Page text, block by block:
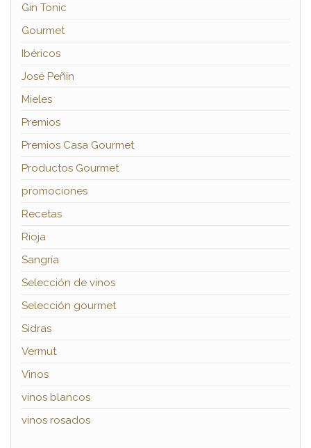
Gin Tonic
Gourmet
Ibéricos
José Peñín
Mieles
Premios
Premios Casa Gourmet
Productos Gourmet
promociones
Recetas
Rioja
Sangría
Selección de vinos
Selección gourmet
Sidras
Vermut
Vinos
vinos blancos
vinos rosados